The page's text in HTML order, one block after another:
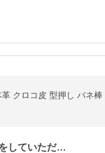
クロコ皮 型押し バネ
していただ…